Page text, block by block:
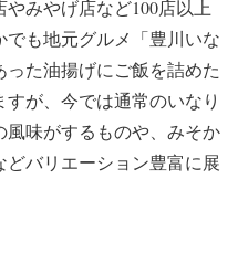
みやげ店など100店以上
も地元グルメ「豊川いな
た油揚げにご飯を詰めた
が、今では通常のいなり
味がするものや、みそか
バリエーション豊富に展